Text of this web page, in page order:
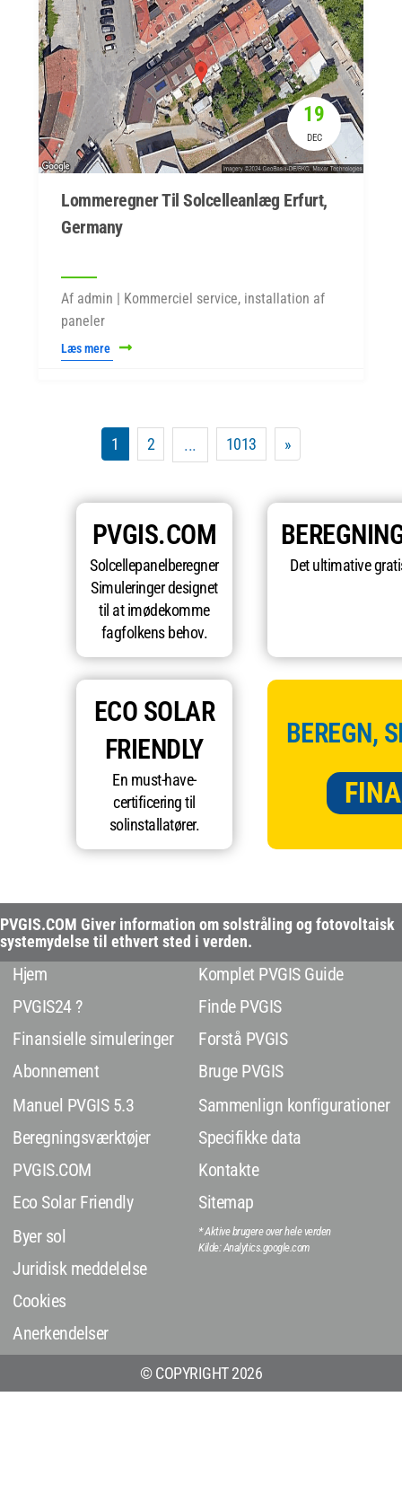
19
DEC
Lommeregner Til Solcelleanlæg Erfurt,
Germany
Af admin | Kommerciel service, installation af
paneler
Læs mere
1 2 ... 1013 »
PVGIS.COM
Solcellepanelberegner
Simuleringer designet
til at imødekomme
fagfolkens behov.
Det ultimative
ECO SOLAR
FRIENDLY
En must-have-
certificering til
solinstallatører.
BEREGN,
PVGIS.COM Giver information om solstråling og fotovoltaisk
systemydelse til ethvert sted i verden.
Hjem
PVGIS24 ?
Finansielle simuleringer
Abonnement
Manuel PVGIS 5.3
Beregningsværktøjer
PVGIS.COM
Eco Solar Friendly
Byer sol
Juridisk meddelelse
Cookies
Anerkendelser
Komplet PVGIS Guide
Finde PVGIS
Forstå PVGIS
Bruge PVGIS
Sammenlign konfigurationer
Specifikke data
Kontakte
Sitemap
* Aktive brugere over hele verden
Kilde: Analytics.google.com
© COPYRIGHT 2026